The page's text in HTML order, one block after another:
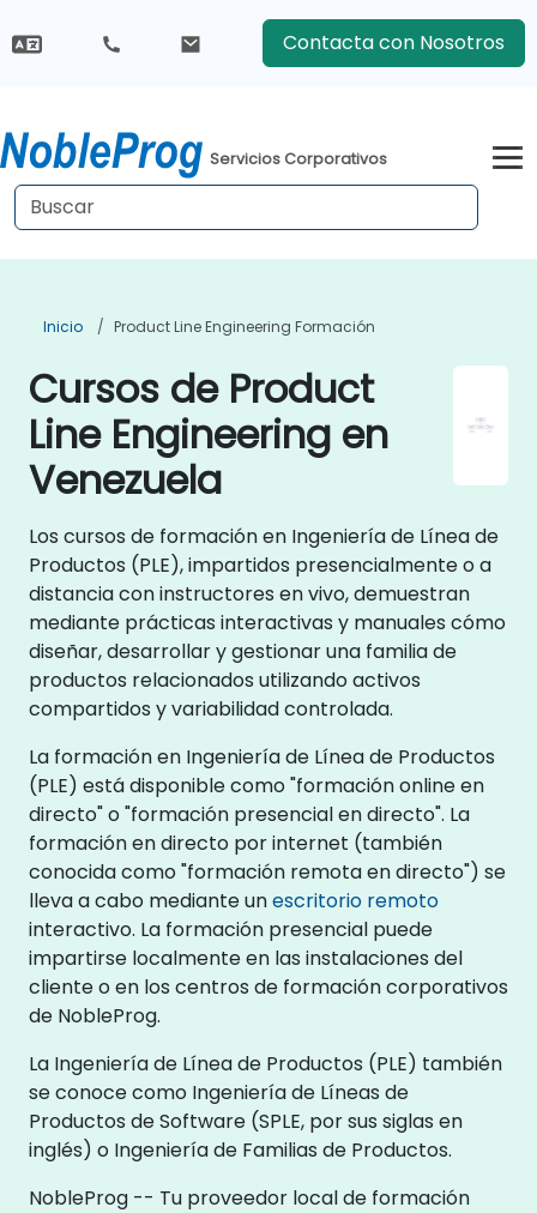
Contacta con Nosotros
Servicios Corporativos
Inicio Product Line Engineering Formación
Cursos de Product
Line Engineering en
Venezuela
Los cursos de formación en Ingeniería de Línea de
Productos (PLE), impartidos presencialmente o a
distancia con instructores en vivo, demuestran
mediante prácticas interactivas y manuales cómo
diseñar, desarrollar y gestionar una familia de
productos relacionados utilizando activos
compartidos y variabilidad controlada.
La formación en Ingeniería de Línea de Productos
(PLE) está disponible como "formación online en
directo" o "formación presencial en directo". La
formación en directo por internet (también
conocida como "formación remota en directo") se
lleva a cabo mediante unescritorio remoto
interactivo. La formación presencial puede
impartirse localmente en las instalaciones del
cliente o en los centros de formación corporativos
de NobleProg.
La Ingeniería de Línea de Productos (PLE) también
se conoce como Ingeniería de Líneas de
Productos de Software (SPLE, por sus siglas en
inglés) o Ingeniería de Familias de Productos.
NobleProg -- Tu proveedor local de formación